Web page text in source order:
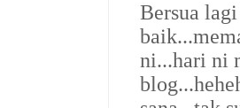
Bersua
ni...hari ni